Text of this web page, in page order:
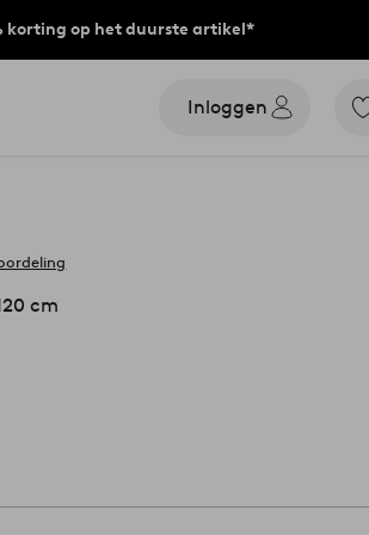
korting op het duurste artikel*
Inloggen
cm